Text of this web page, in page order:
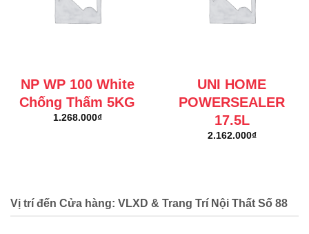
NP WP 100 White
Chống Thấm 5KG
1.268.000₫
UNI HOME
POWERSEALER
17.5L
2.162.000₫
Vị trí đến Cửa hàng: VLXD & Trang Trí Nội Thất Số 88